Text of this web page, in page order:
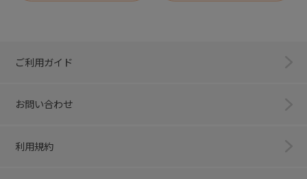
ご利用ガイド
お問い合わせ
利用規約